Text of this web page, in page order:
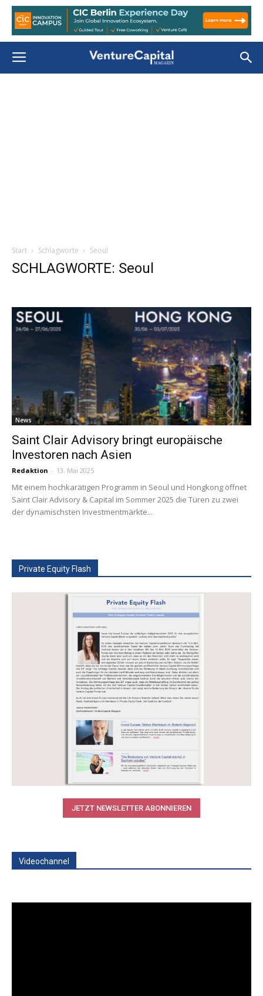
Start Schlagworte Seoul
SCHLAGWORTE: Seoul
News
Saint Clair Advisory bringt europäische
Investoren nach Asien
Redaktion - 13. Mai 2025
Mit einem hochkarätigen Programm in Seoul und Hongkong öffnet
Saint Clair Advisory & Capital im Sommer 2025 die Türen zu zwei
der dynamischsten Investmentmärkte...
Private Equity Flash
JETZT NEWSLETTER ABONNIEREN
Videochannel